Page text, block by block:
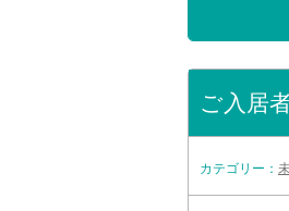
ご入居
カテゴリー：